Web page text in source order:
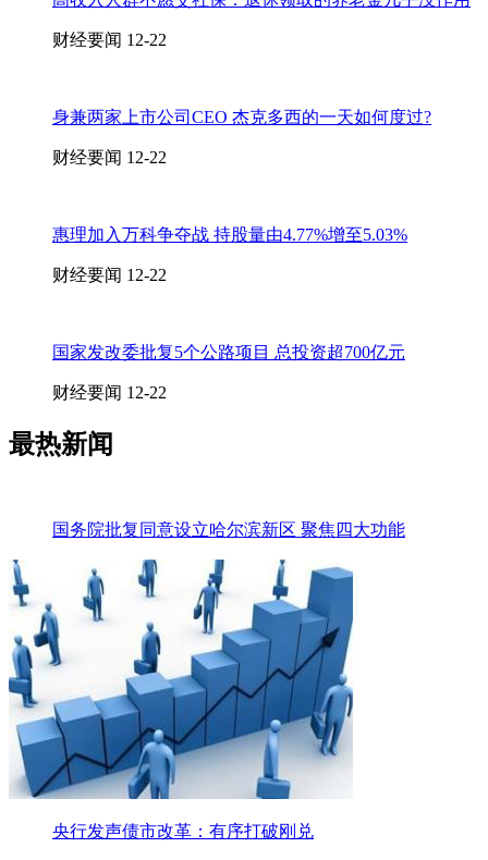
财经要闻 12-22
身兼两家上市公司CEO 杰克多西的一天如何度过?
财经要闻 12-22
惠理加入万科争夺战 持股量由4.77%增至5.03%
财经要闻 12-22
国家发改委批复5个公路项目 总投资超700亿元
财经要闻 12-22
最热新闻
国务院批复同意设立哈尔滨新区 聚焦四大功能
央行发声债市改革：有序打破刚兑